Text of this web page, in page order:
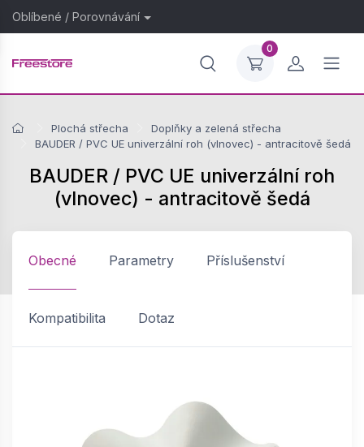
Oblíbené / Porovnávání
0
Plochá střecha
Doplňky a zelená střecha
BAUDER / PVC UE univerzální roh (vlnovec) - antracitově šedá
BAUDER / PVC UE univerzální roh
(vlnovec) - antracitově šedá
Obecné Parametry Příslušenství
Kompatibilita Dotaz